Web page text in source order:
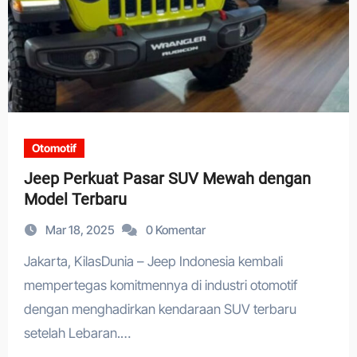
Otomotif
Jeep Perkuat Pasar SUV Mewah dengan
Model Terbaru
Mar 18, 2025 0 Komentar
Jakarta, KilasDunia – Jeep Indonesia kembali
mempertegas komitmennya di industri otomotif
dengan menghadirkan kendaraan SUV terbaru
setelah Lebaran.…